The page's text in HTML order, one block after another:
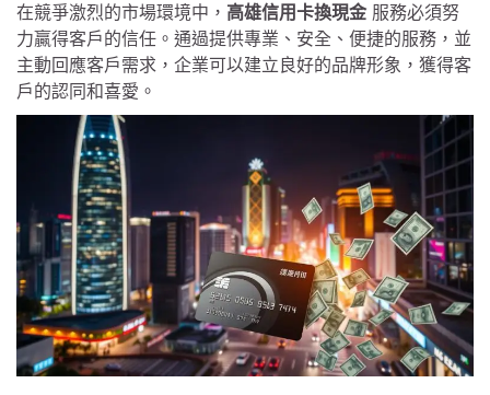
在競爭激烈的市場環境中， 高雄信用卡換現金 服務必須努
力贏得客戶的信任。通過提供專業、安全、便捷的服務，並
主動回應客戶需求，企業可以建立良好的品牌形象，獲得客
戶的認同和喜愛。